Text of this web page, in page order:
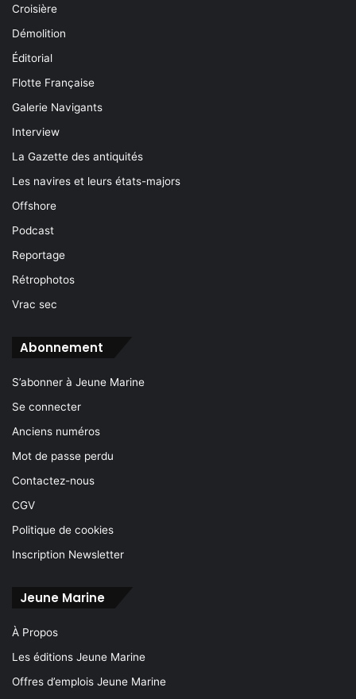
Croisière
Démolition
Éditorial
Flotte Française
Galerie Navigants
Interview
La Gazette des antiquités
Les navires et leurs états-majors
Offshore
Podcast
Reportage
Rétrophotos
Vrac sec
Abonnement
S’abonner à Jeune Marine
Se connecter
Anciens numéros
Mot de passe perdu
Contactez-nous
CGV
Politique de cookies
Inscription Newsletter
Jeune Marine
À Propos
Les éditions Jeune Marine
Offres d’emplois Jeune Marine